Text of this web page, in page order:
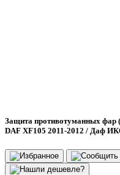
Защита противотуманных
DAF XF105 2011-2012 / Даф